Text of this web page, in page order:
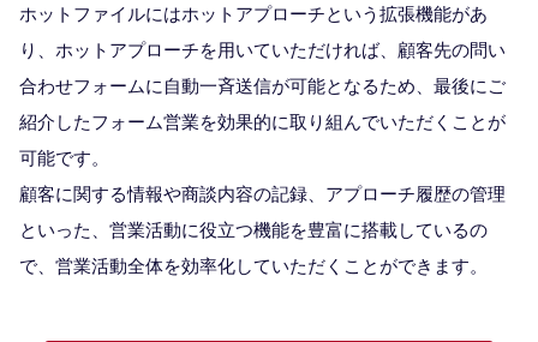
ホットファイルにはホットアプローチという拡張機能があ
り、ホットアプローチを用いていただければ、顧客先の問い
合わせフォームに自動一斉送信が可能となるため、最後にご
紹介したフォーム営業を効果的に取り組んでいただくことが
可能です。
顧客に関する情報や商談内容の記録、アプローチ履歴の管理
といった、営業活動に役立つ機能を豊富に搭載しているの
で、営業活動全体を効率化していただくことができます。